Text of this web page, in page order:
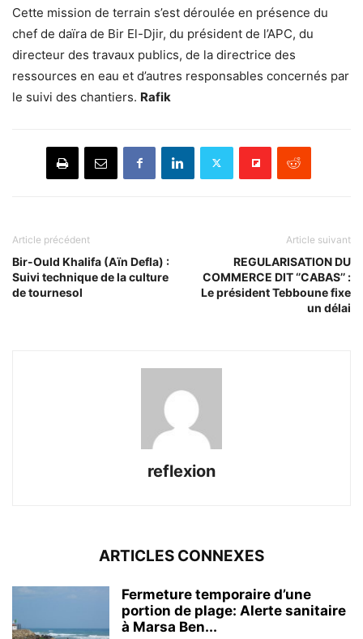
Cette mission de terrain s’est déroulée en présence du
chef de daïra de Bir El-Djir, du président de l’APC, du
directeur des travaux publics, de la directrice des
ressources en eau et d’autres responsables concernés par
le suivi des chantiers. Rafik
Article précédent
Bir-Ould Khalifa (Aïn Defla) :
Suivi technique de la culture
de tournesol
Article suivant
REGULARISATION DU
COMMERCE DIT ‘’CABAS’’ :
Le président Tebboune fixe
un délai
reflexion
ARTICLES CONNEXES
Fermeture temporaire d’une
portion de plage: Alerte sanitaire
à Marsa Ben...